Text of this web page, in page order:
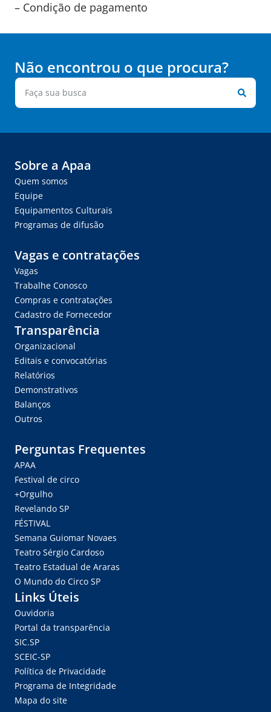
– Condição de pagamento
Não encontrou o que procura?
Sobre a Apaa
Quem somos
Equipe
Equipamentos Culturais
Programas de difusão
Vagas e contratações
Vagas
Trabalhe Conosco
Compras e contratações
Cadastro de Fornecedor
Transparência
Organizacional
Editais e convocatórias
Relatórios
Demonstrativos
Balanços
Outros
Perguntas Frequentes
APAA
Festival de circo
+Orgulho
Revelando SP
FÉSTIVAL
Semana Guiomar Novaes
Teatro Sérgio Cardoso
Teatro Estadual de Araras
O Mundo do Circo SP
Links Úteis
Ouvidoria
Portal da transparência
SIC.SP
SCEIC-SP
Política de Privacidade
Programa de Integridade
Mapa do site